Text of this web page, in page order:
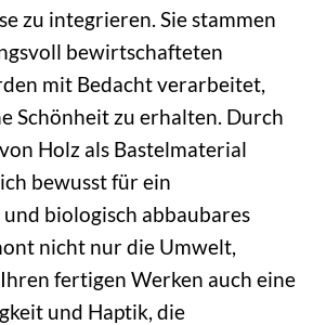
zu integrieren. Sie stammen
bewirtschafteten
mit Bedacht verarbeitet,
Schönheit zu erhalten. Durch
Holz als Bastelmaterial
bewusst für ein
biologisch abbaubares
nicht nur die Umwelt,
fertigen Werken auch eine
und Haptik, die